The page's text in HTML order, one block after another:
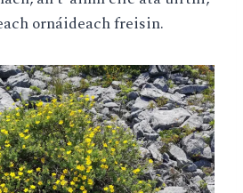
ornáideach freisin.